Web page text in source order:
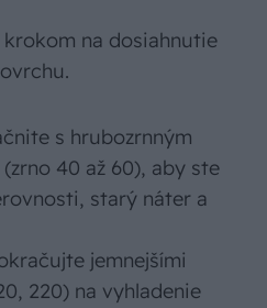
na dosiahnutie
s hrubozrnným
40 až 60), aby ste
starý náter a
jemnejšími
220) na vyhladenie